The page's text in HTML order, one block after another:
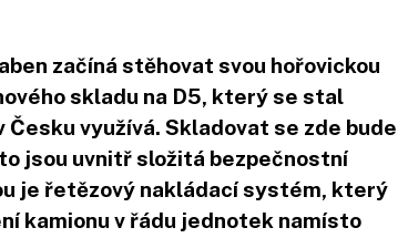
začíná stěhovat svou hořovickou
skladu na D5, který se stal
využívá. Skladovat se zde bude
jsou uvnitř složitá bezpečnostní
je řetězový nakládací systém, který
kamionu v řádu jednotek namísto